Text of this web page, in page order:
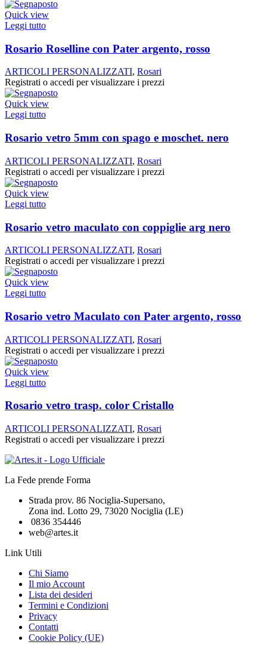
Quick view
Leggi tutto
Rosario Roselline con Pater argento, rosso
ARTICOLI PERSONALIZZATI, Rosari
Registrati o accedi per visualizzare i prezzi
Quick view
Leggi tutto
Rosario vetro 5mm con spago e moschet. nero
ARTICOLI PERSONALIZZATI, Rosari
Registrati o accedi per visualizzare i prezzi
Quick view
Leggi tutto
Rosario vetro maculato con coppiglie arg nero
ARTICOLI PERSONALIZZATI, Rosari
Registrati o accedi per visualizzare i prezzi
Quick view
Leggi tutto
Rosario vetro Maculato con Pater argento, rosso
ARTICOLI PERSONALIZZATI, Rosari
Registrati o accedi per visualizzare i prezzi
Quick view
Leggi tutto
Rosario vetro trasp. color Cristallo
ARTICOLI PERSONALIZZATI, Rosari
Registrati o accedi per visualizzare i prezzi
La Fede prende Forma
Strada prov. 86 Nociglia-Supersano,
Zona ind. Lotto 29, 73020 Nociglia (LE)
0836 354446
web@artes.it
Link Utili
Chi Siamo
Il mio Account
Lista dei desideri
Termini e Condizioni
Privacy
Contatti
Cookie Policy (UE)